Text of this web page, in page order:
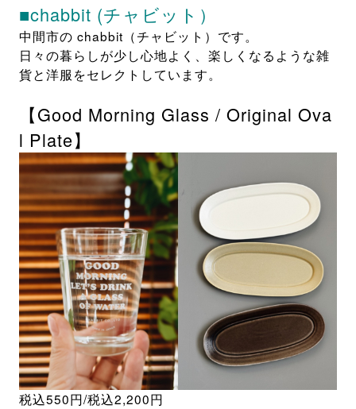
■chabbit (チャビット）
中間市の chabbit（チャビット）です。
日々の暮らしが少し心地よく、楽しくなるような雑
貨と洋服をセレクトしています。
【Good Morning Glass / Original Ova
l Plate】
税込550円/税込2,200円